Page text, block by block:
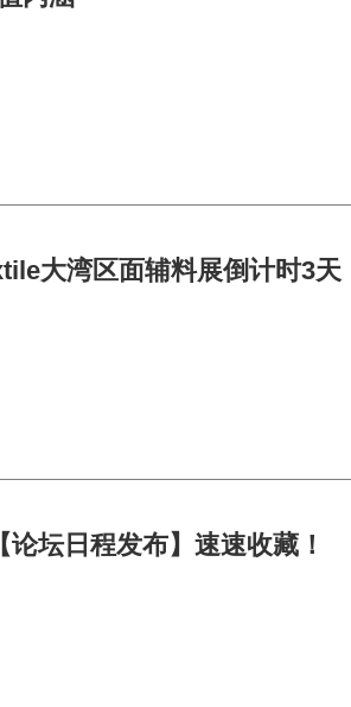
大湾区面辅料展倒计时3天
坛日程发布】速速收藏！